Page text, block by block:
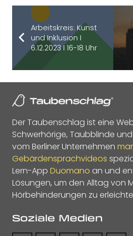
Arbeitskreis: Kunst
und Inklusion I
6.12.2023 I 16-18 Uhr
Der Taubenschlag ist eine
Schwerhörige, Taubblinde
vom Berliner Unternehmen
Gebärdensprachvideos
Lern-App Duomano an und
Lösungen, um den Alltag von
Hörbehinderungen zu
Soziale Medien